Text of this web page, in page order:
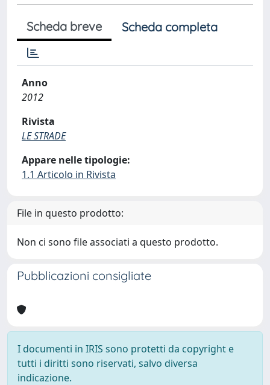
Scheda breve Scheda completa
Anno
2012
Rivista
LE STRADE
Appare nelle tipologie:
1.1 Articolo in Rivista
File in questo prodotto:
Non ci sono file associati a questo prodotto.
Pubblicazioni consigliate
I documenti in IRIS sono protetti da copyright e
tutti i diritti sono riservati, salvo diversa
indicazione.